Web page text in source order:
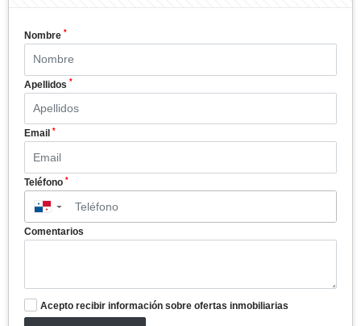
Nombre *
Apellidos *
Email *
Teléfono *
▼
Comentarios
Acepto recibir información sobre ofertas inmobiliarias